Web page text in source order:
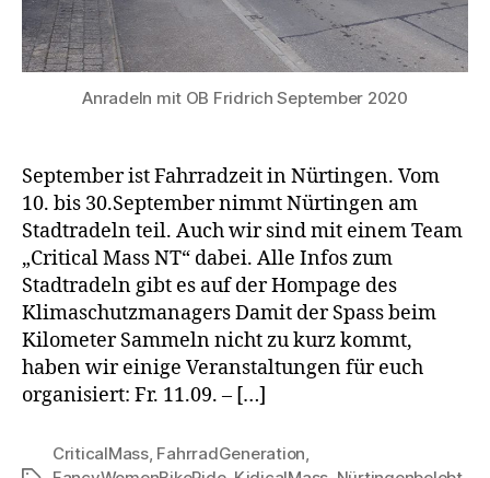
Anradeln mit OB Fridrich September 2020
September ist Fahrradzeit in Nürtingen. Vom
10. bis 30.September nimmt Nürtingen am
Stadtradeln teil. Auch wir sind mit einem Team
„Critical Mass NT“ dabei. Alle Infos zum
Stadtradeln gibt es auf der Hompage des
Klimaschutzmanagers Damit der Spass beim
Kilometer Sammeln nicht zu kurz kommt,
haben wir einige Veranstaltungen für euch
organisiert: Fr. 11.09. – […]
CriticalMass, FahrradGeneration,